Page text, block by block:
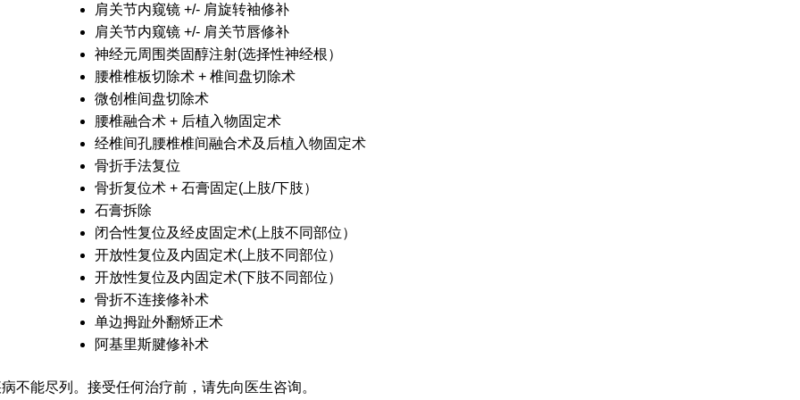
肩关节内窥镜 +/- 肩旋转袖修补
肩关节内窥镜 +/- 肩关节唇修补
神经元周围类固醇注射(选择性神经根）
腰椎椎板切除术 + 椎间盘切除术
微创椎间盘切除术
腰椎融合术 + 后植入物固定术
经椎间孔腰椎椎间融合术及后植入物固定术
骨折手法复位
骨折复位术 + 石膏固定(上肢/下肢）
石膏拆除
闭合性复位及经皮固定术(上肢不同部位）
开放性复位及内固定术(上肢不同部位）
开放性复位及内固定术(下肢不同部位）
骨折不连接修补术
单边拇趾外翻矫正术
阿基里斯腱修补术
不能尽列。接受任何治疗前，请先向医生咨询。